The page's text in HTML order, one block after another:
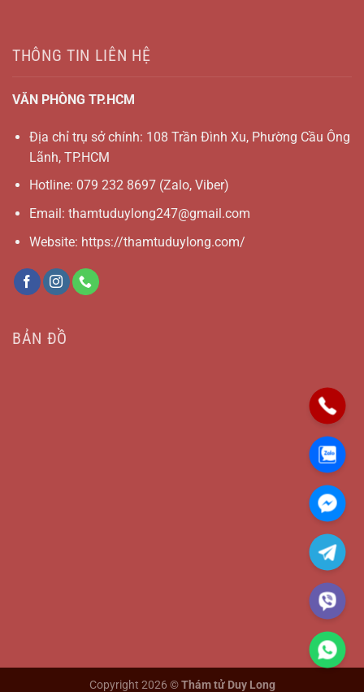
THÔNG TIN LIÊN HỆ
VĂN PHÒNG TP.HCM
Địa chỉ trụ sở chính: 108 Trần Đình Xu, Phường Cầu Ông
Lãnh, TP.HCM
Hotline: 079 232 8697(Zalo, Viber)
Email: thamtuduylong247@gmail.com
Website: https://thamtuduylong.com/
BẢN ĐỒ
Copyright 2026 ©Thám tử Duy Long